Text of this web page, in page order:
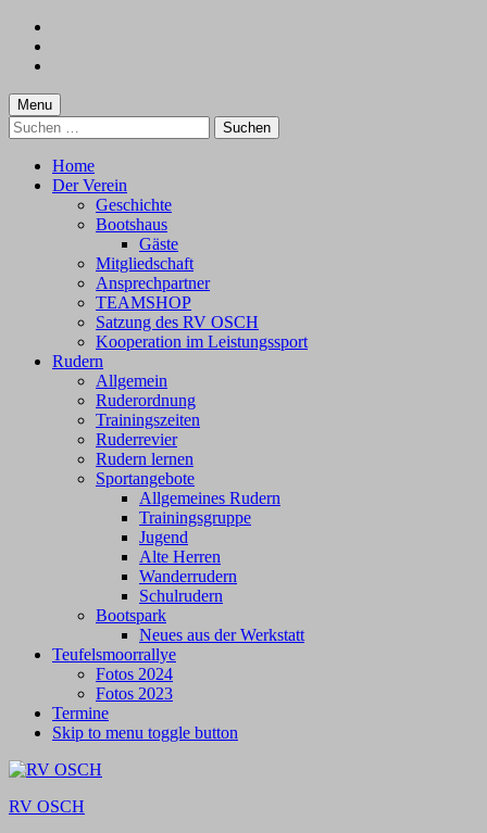
content
footer
Menu
Suchen
nach:
Home
Der Verein
Geschichte
Bootshaus
Gäste
Mitgliedschaft
Ansprechpartner
TEAMSHOP
Satzung des RV OSCH
Kooperation im Leistungssport
Rudern
Allgemein
Ruderordnung
Trainingszeiten
Ruderrevier
Rudern lernen
Sportangebote
Allgemeines Rudern
Trainingsgruppe
Jugend
Alte Herren
Wanderrudern
Schulrudern
Bootspark
Neues aus der Werkstatt
Teufelsmoorrallye
Fotos 2024
Fotos 2023
Termine
Skip to menu toggle button
RV OSCH